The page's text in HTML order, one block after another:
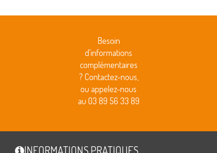
Besoin
d'informations
complémentaires
? Contactez-nous,
ou appelez-nous
au 03 89 56 33 89
INFORMATIONS PRATIQUES